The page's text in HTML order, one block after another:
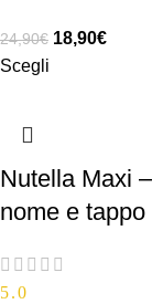
24,90€ 18,90€
Scegli
Nutella Maxi
nome e
5.0